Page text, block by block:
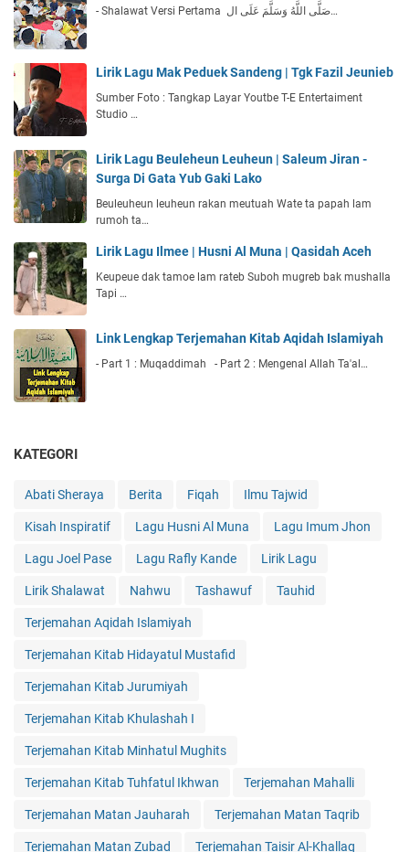
- Shalawat Versi Pertama صَلَّى اللَّهُ وَسَلَّمَ عَلَى ال…
Lirik Lagu Mak Peduek Sandeng | Tgk Fazil Jeunieb
Sumber Foto : Tangkap Layar Youtbe T-E Entertaiment
Studio …
Lirik Lagu Beuleheun Leuheun | Saleum Jiran -
Surga Di Gata Yub Gaki Lako
Beuleuheun leuheun rakan meutuah Wate ta papah lam
rumoh ta…
Lirik Lagu Ilmee | Husni Al Muna | Qasidah Aceh
Keupeue dak tamoe lam rateb Suboh mugreb bak mushalla
Tapi …
Link Lengkap Terjemahan Kitab Aqidah Islamiyah
- Part 1 : Muqaddimah - Part 2 : Mengenal Allah Ta'al…
KATEGORI
Abati Sheraya Berita Fiqah Ilmu Tajwid
Kisah Inspiratif Lagu Husni Al Muna Lagu Imum Jhon
Lagu Joel Pase Lagu Rafly Kande Lirik Lagu
Lirik Shalawat Nahwu Tashawuf Tauhid
Terjemahan Aqidah Islamiyah
Terjemahan Kitab Hidayatul Mustafid
Terjemahan Kitab Jurumiyah
Terjemahan Kitab Khulashah I
Terjemahan Kitab Minhatul Mughits
Terjemahan Kitab Tuhfatul Ikhwan Terjemahan Mahalli
Terjemahan Matan Jauharah Terjemahan Matan Taqrib
Terjemahan Matan Zubad Terjemahan Taisir Al-Khallaq